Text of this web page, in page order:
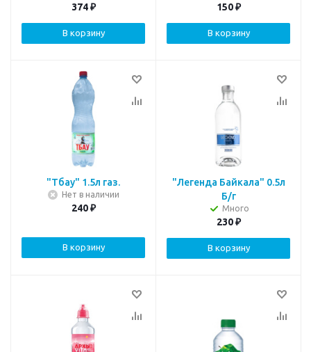
374₽
В корзину
150₽
В корзину
"Тбау" 1.5л газ.
Нет в наличии
240₽
В корзину
"Легенда Байкала" 0.5л
Б/г
Много
230₽
В корзину